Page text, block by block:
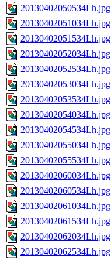
20130402050534Lh.jpg
20130402051034Lh.jpg
20130402051534Lh.jpg
20130402052034Lh.jpg
20130402052534Lh.jpg
20130402053034Lh.jpg
20130402053534Lh.jpg
20130402054034Lh.jpg
20130402054534Lh.jpg
20130402055034Lh.jpg
20130402055534Lh.jpg
20130402060034Lh.jpg
20130402060534Lh.jpg
20130402061034Lh.jpg
20130402061534Lh.jpg
20130402062034Lh.jpg
20130402062534Lh.jpg